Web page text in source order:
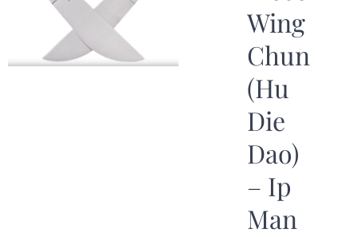
Wing
Chun
(Hu
Die
Dao)
– Ip
Man